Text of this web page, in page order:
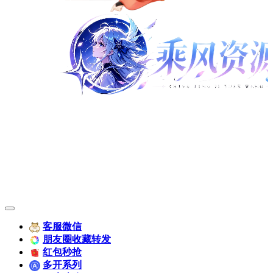
客服微信
朋友圈收藏转发
红包秒抢
多开系列